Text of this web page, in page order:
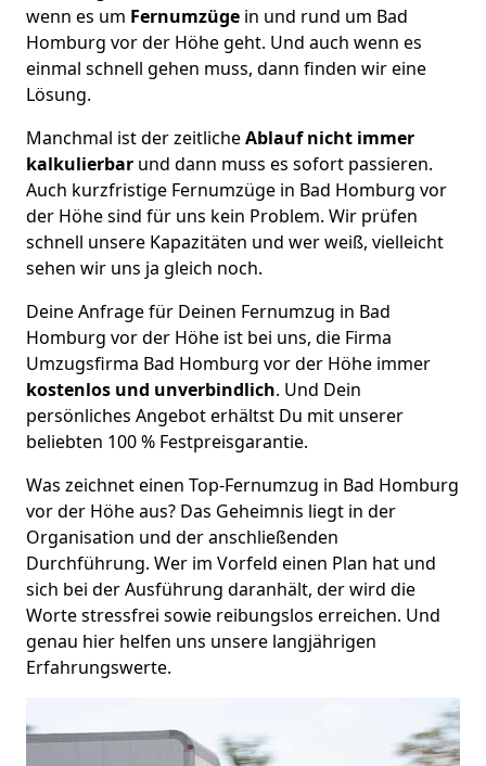
wenn es um Fernumzüge in und rund um Bad
Homburg vor der Höhe geht. Und auch wenn es
einmal schnell gehen muss, dann finden wir eine
Lösung.
Manchmal ist der zeitlicheAblauf nicht immer
kalkulierbar und dann muss es sofort passieren.
Auch kurzfristige Fernumzüge in Bad Homburg vor
der Höhe sind für uns kein Problem. Wir prüfen
schnell unsere Kapazitäten und wer weiß, vielleicht
sehen wir uns ja gleich noch.
Deine Anfrage für Deinen Fernumzug in Bad
Homburg vor der Höhe ist bei uns, die Firma
Umzugsfirma Bad Homburg vor der Höhe immer
kostenlos und unverbindlich. Und Dein
persönliches Angebot erhältst Du mit unserer
beliebten 100 % Festpreisgarantie.
Was zeichnet einen Top-Fernumzug in Bad Homburg
vor der Höhe aus? Das Geheimnis liegt in der
Organisation und der anschließenden
Durchführung. Wer im Vorfeld einen Plan hat und
sich bei der Ausführung daranhält, der wird die
Worte stressfrei sowie reibungslos erreichen. Und
genau hier helfen uns unsere langjährigen
Erfahrungswerte.